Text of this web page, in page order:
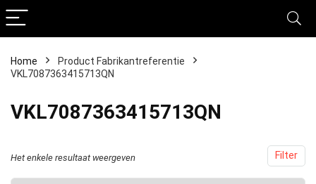
Home Product Fabrikantreferentie
VKL7087363415713QN
‎VKL7087363415713QN
Filter
Het enkele resultaat weergeven